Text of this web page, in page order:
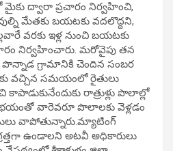
ద్వారా ప్రచారం నిర్వహించి,
మేతకు బయటకు వదలొద్దని,
వరకు ఇళ్ల నుంచి బయటకు
నిర్వహించారు. మరోవైపు తన
పొన్నాడ గ్రామానికి చెందిన సంబర
వచ్చిన సమయంలో రైతులు
రాత్రుళ్లు పొలాల్లో
వారెవరూ పొలాలకు వెళ్లడం
వాపోతున్నారు.మ్యాటింగ్
ఉండాలని అటవీ అధికారులు